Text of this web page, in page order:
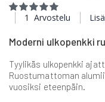
beginning
of
the
gallery
Rating:
100
100
1 Arvostelu
Moderni ulkopenkki
Tyylikäs ulkopenkki
Ruostumattoman
vuosiksi eteenpäin.